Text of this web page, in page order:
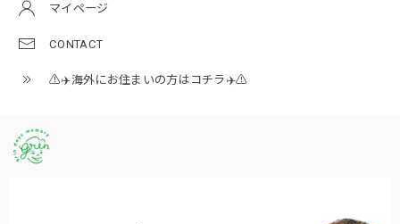
マイページ
CONTACT
⚠️✈️海外にお住まいの方はコチラ✈️⚠️